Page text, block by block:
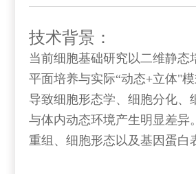
技术背景：
当前细胞基础研究以二维静态
平面培养与实际“动态+立体"模
导致细胞形态学、细胞分化、
与体内动态环境产生明显差异
重组、细胞形态以及基因蛋白